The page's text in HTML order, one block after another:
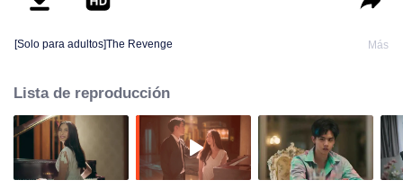
[Solo para adultos]The Revenge Más
Lista de reproducción